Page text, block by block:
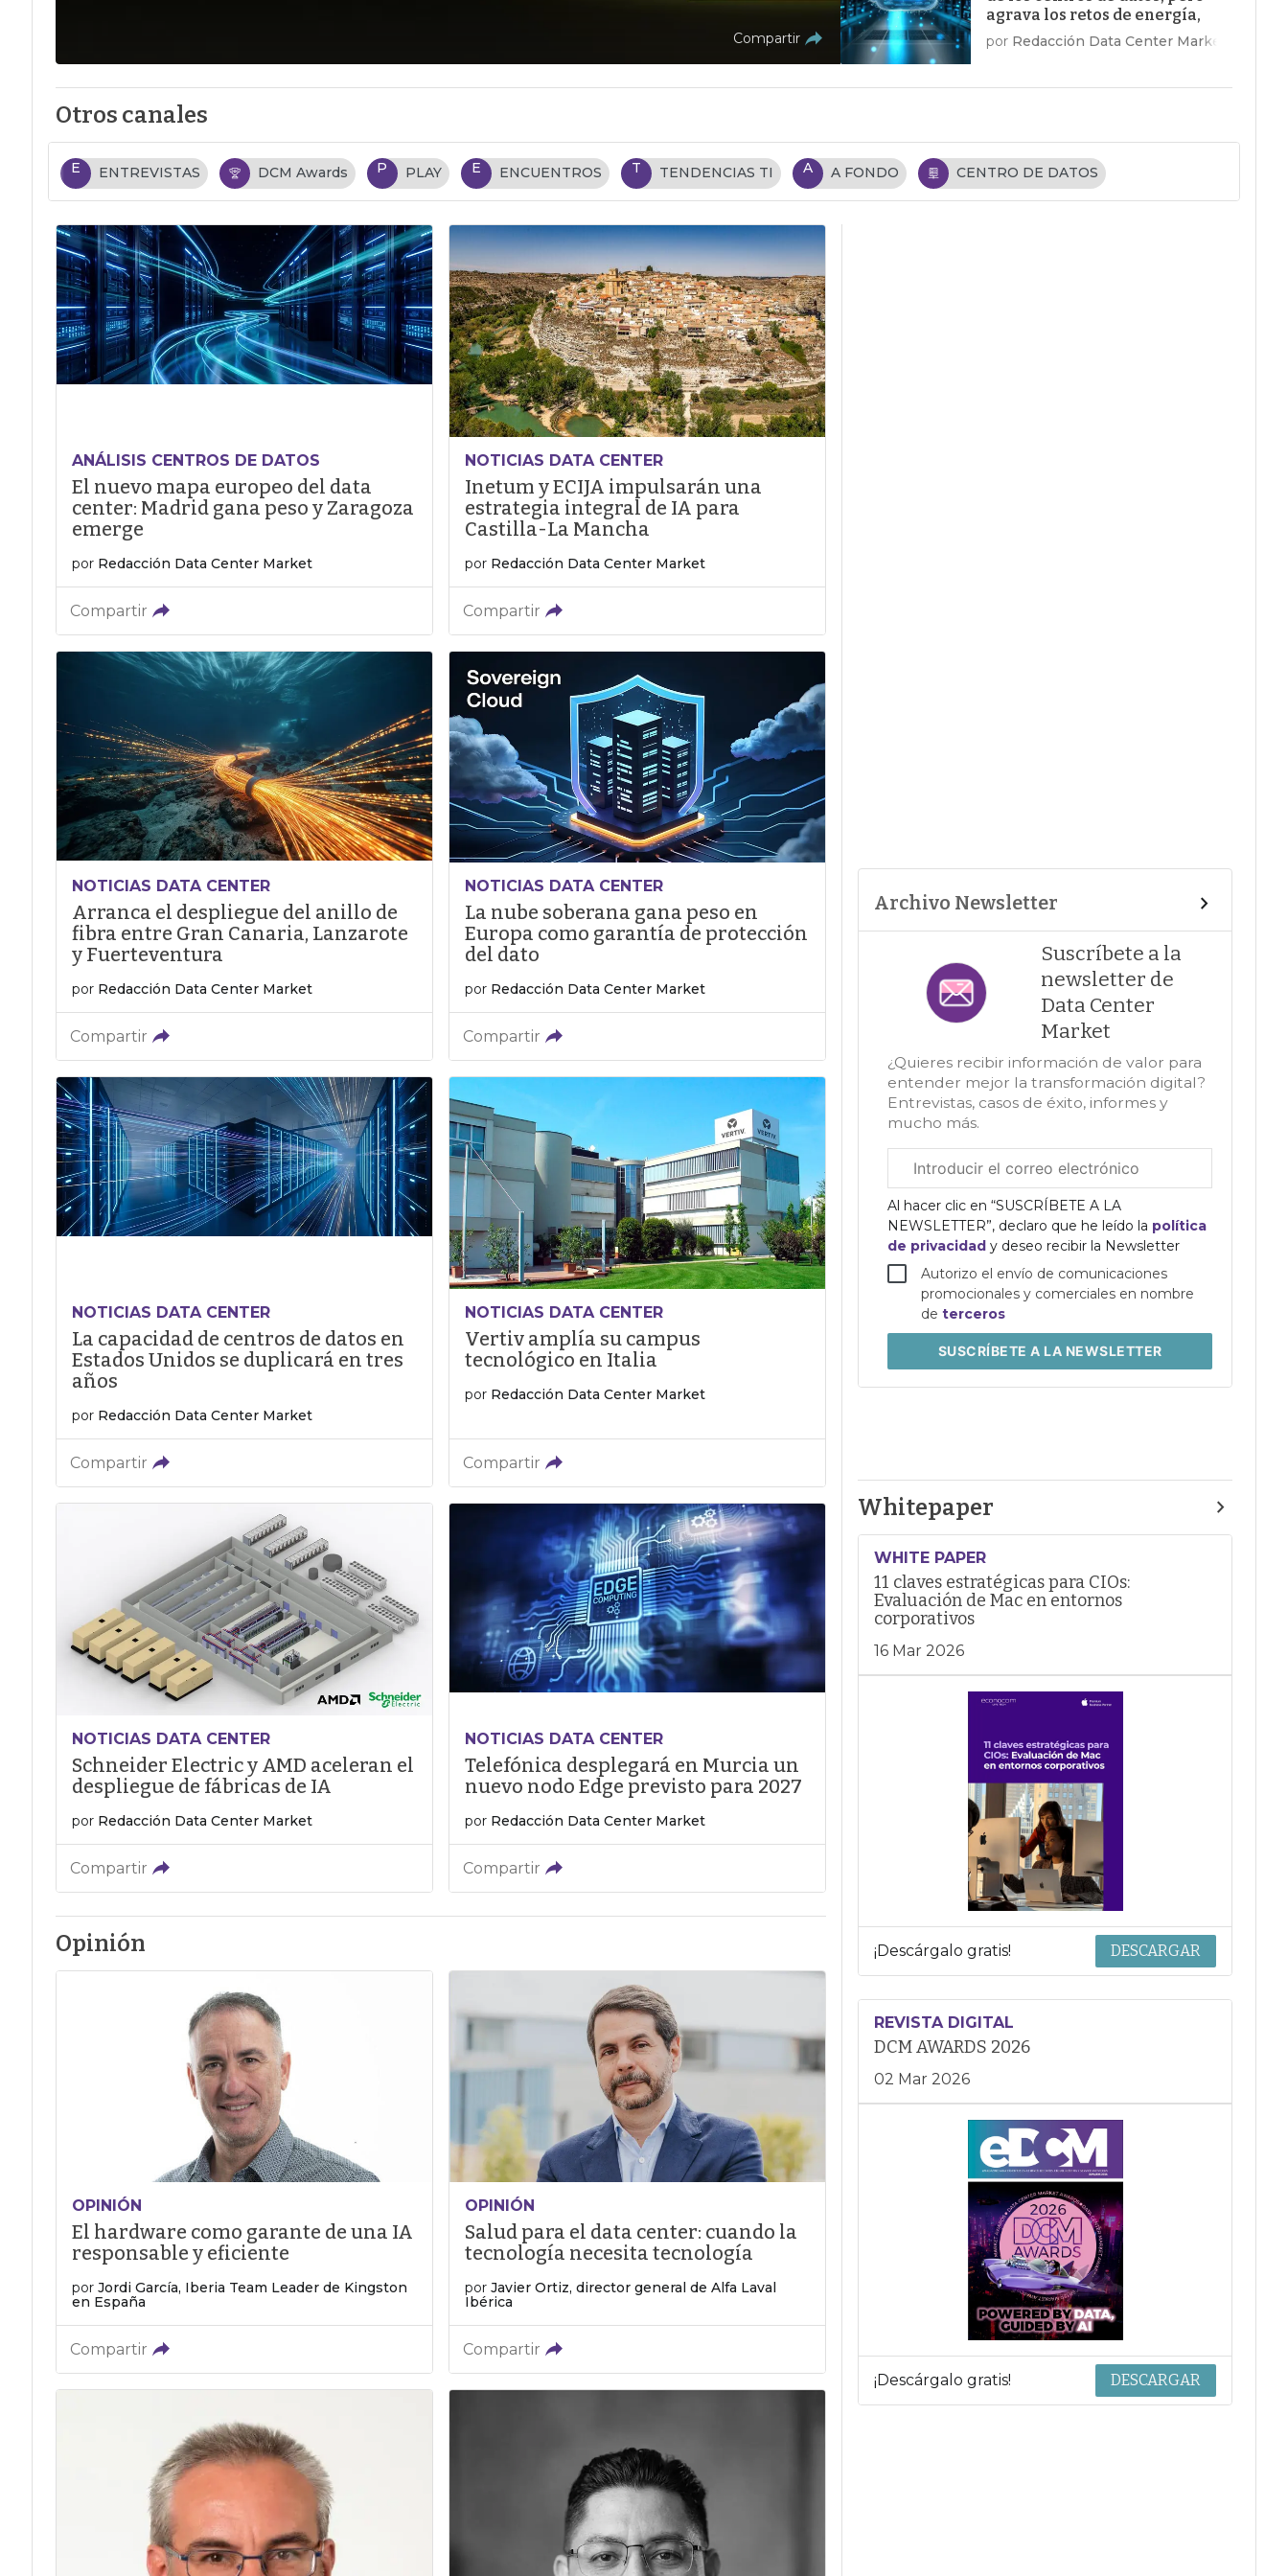
Compartir
agrava los retos de energía,
costes y talento
por Redacción Data Center Market
Otros canales
E ENTREVISTAS DCM Awards P PLAY E ENCUENTROS T TENDENCIAS TI A A FONDO CENTRO DE DATOS
ANÁLISIS CENTROS DE DATOS
El nuevo mapa europeo del data
center: Madrid gana peso y Zaragoza
emerge
por Redacción Data Center Market
Compartir
NOTICIAS DATA CENTER
Inetum y ECIJA impulsarán una
estrategia integral de IA para
Castilla-La Mancha
por Redacción Data Center Market
Compartir
NOTICIAS DATA CENTER
Arranca el despliegue del anillo de
fibra entre Gran Canaria, Lanzarote
y Fuerteventura
por Redacción Data Center Market
Compartir
NOTICIAS DATA CENTER
La nube soberana gana peso en
Europa como garantía de protección
del dato
por Redacción Data Center Market
Compartir
NOTICIAS DATA CENTER
La capacidad de centros de datos en
Estados Unidos se duplicará en tres
años
por Redacción Data Center Market
Compartir
NOTICIAS DATA CENTER
Vertiv amplía su campus
tecnológico en Italia
por Redacción Data Center Market
Compartir
NOTICIAS DATA CENTER
Schneider Electric y AMD aceleran el
despliegue de fábricas de IA
por Redacción Data Center Market
Compartir
NOTICIAS DATA CENTER
Telefónica desplegará en Murcia un
nuevo nodo Edge previsto para 2027
por Redacción Data Center Market
Compartir
Opinión
OPINIÓN
El hardware como garante de una IA
responsable y eficiente
por Jordi García, Iberia Team Leader de Kingston
en España
Compartir
OPINIÓN
Salud para el data center: cuando la
tecnología necesita tecnología
por Javier Ortiz, director general de Alfa Laval
Ibérica
Compartir
Archivo Newsletter
Suscríbete a la
newsletter de
Data Center
Market
¿Quieres recibir información de valor para
entender mejor la transformación digital?
Entrevistas, casos de éxito, informes y
mucho más.
electrónico
corporativo
Al hacer clic en “SUSCRÍBETE A LA
NEWSLETTER”, declaro que he leído la política
de privacidady deseo recibir la Newsletter
Autorizo el envío de comunicaciones
promocionales y comerciales en nombre
deterceros
SUSCRÍBETEA LA NEWSLETTER
Whitepaper
WHITE PAPER
11 claves estratégicas para CIOs:
Evaluación de Mac en entornos
corporativos
16 Mar 2026
¡Descárgalo gratis! DESCARGAR
REVISTA DIGITAL
DCM AWARDS 2026
02 Mar 2026
¡Descárgalo gratis! DESCARGAR